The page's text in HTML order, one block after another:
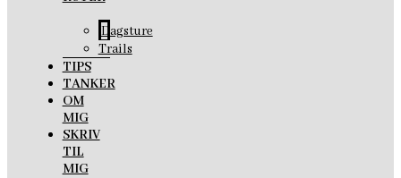
Dagsture
Trails
TIPS
TANKER
OM
MIG
SKRIV
TIL
MIG